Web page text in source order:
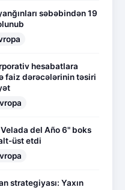
səbəbindən 19
hesabatlara
faiz dərəcələrinin təsiri
del Año 6" boks
üst etdi
strategiyası: Yaxın